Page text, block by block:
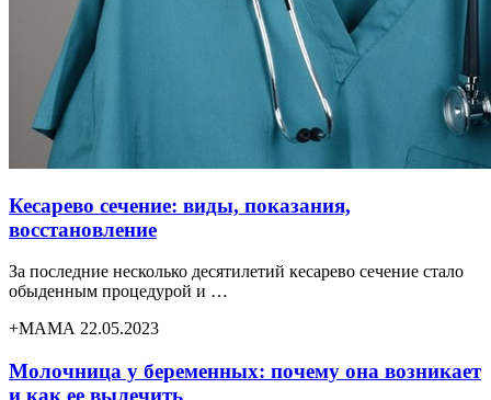
Кесарево сечение: виды, показания,
восстановление
За последние несколько десятилетий кесарево сечение стало
обыденным процедурой и …
+МАМА 22.05.2023
Молочница у беременных: почему она возникает
и как ее вылечить